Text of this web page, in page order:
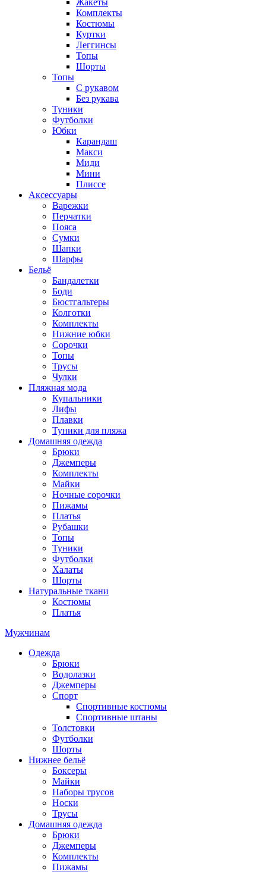
Комплекты
Костюмы
Куртки
Леггинсы
Топы
Шорты
Топы
C рукавом
Без рукава
Туники
Футболки
Юбки
Карандаш
Макси
Миди
Мини
Плиссе
Аксессуары
Варежки
Перчатки
Пояса
Сумки
Шапки
Шарфы
Бельё
Бандалетки
Боди
Бюстгальтеры
Колготки
Комплекты
Нижние юбки
Сорочки
Топы
Трусы
Чулки
Пляжная мода
Купальники
Лифы
Плавки
Туники для пляжа
Домашняя одежда
Брюки
Джемперы
Комплекты
Майки
Ночные сорочки
Пижамы
Платья
Рубашки
Топы
Туники
Футболки
Халаты
Шорты
Натуральные ткани
Костюмы
Платья
Мужчинам
Одежда
Брюки
Водолазки
Джемперы
Спорт
Спортивные костюмы
Спортивные штаны
Толстовки
Футболки
Шорты
Нижнее бельё
Боксеры
Майки
Наборы трусов
Носки
Трусы
Домашняя одежда
Брюки
Джемперы
Комплекты
Пижамы